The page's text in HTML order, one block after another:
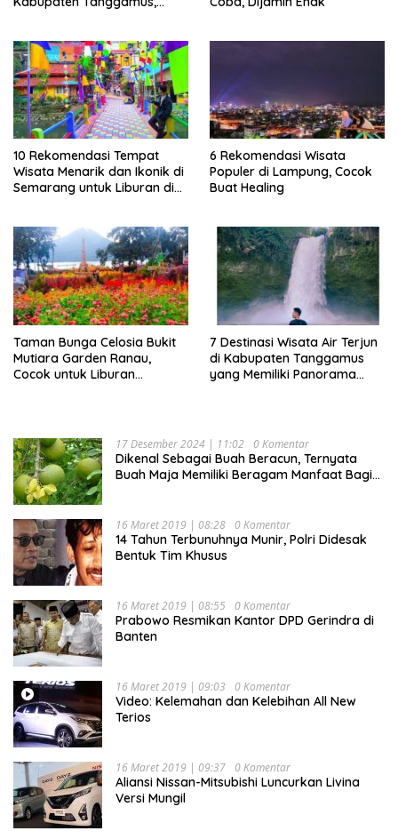
10 Rekomendasi Tempat
Wisata Menarik dan Ikonik di
Semarang untuk Liburan di
6 Rekomendasi Wisata
Populer di Lampung, Cocok
Buat Healing
Taman Bunga Celosia Bukit
Mutiara Garden Ranau,
Cocok untuk Liburan
7 Destinasi Wisata Air Terjun
di Kabupaten Tanggamus
yang Memiliki Panorama
17 Desember 2024 | 11:02 0 Komentar
Dikenal Sebagai Buah Beracun, Ternyata
Buah Maja Memiliki Beragam Manfaat Bagi
16 Maret 2019 | 08:28 0 Komentar
14 Tahun Terbunuhnya Munir, Polri Didesak
Bentuk Tim Khusus
16 Maret 2019 | 08:55 0 Komentar
Prabowo Resmikan Kantor DPD Gerindra di
Banten
16 Maret 2019 | 09:03 0 Komentar
Video: Kelemahan dan Kelebihan All New
Terios
16 Maret 2019 | 09:37 0 Komentar
Aliansi Nissan-Mitsubishi Luncurkan Livina
Versi Mungil